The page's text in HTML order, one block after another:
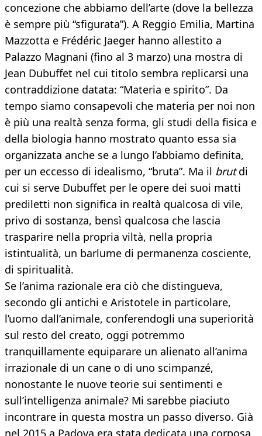
concezione che abbiamo dell’arte (dove la bellezza
è sempre più “sfigurata”). A Reggio Emilia, Martina
Mazzotta e Frédéric Jaeger hanno allestito a
Palazzo Magnani (fino al 3 marzo) una mostra di
Jean Dubuffet nel cui titolo sembra replicarsi una
contraddizione datata: “Materia e spirito”. Da
tempo siamo consapevoli che materia per noi non
è più una realtà senza forma, gli studi della fisica e
della biologia hanno mostrato quanto essa sia
organizzata anche se a lungo l’abbiamo definita,
per un eccesso di idealismo, “bruta”. Ma il brutdi
cui si serve Dubuffet per le opere dei suoi matti
prediletti non significa in realtà qualcosa di vile,
privo di sostanza, bensì qualcosa che lascia
trasparire nella propria viltà, nella propria
istintualità, un barlume di permanenza cosciente,
di spiritualità.
Se l’anima razionale era ciò che distingueva,
secondo gli antichi e Aristotele in particolare,
l’uomo dall’animale, conferendogli una superiorità
sul resto del creato, oggi potremmo
tranquillamente equiparare un alienato all’anima
irrazionale di un cane o di uno scimpanzé,
nonostante le nuove teorie sui sentimenti e
sull’intelligenza animale? Mi sarebbe piaciuto
incontrare in questa mostra un passo diverso. Già
nel 2015 a Padova era stata dedicata una corposa